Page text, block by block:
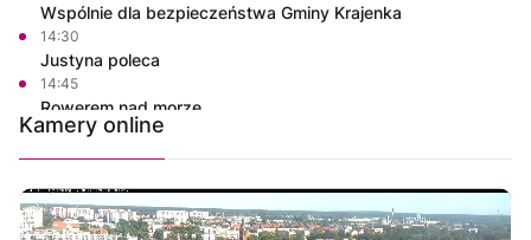
Wspólnie dla bezpieczeństwa Gminy Krajenka
14:30
Justyna poleca
14:45
Rowerem nad morze
15:00
Polskie Lasy
Raport TV REGIO
16:00
Kamery online